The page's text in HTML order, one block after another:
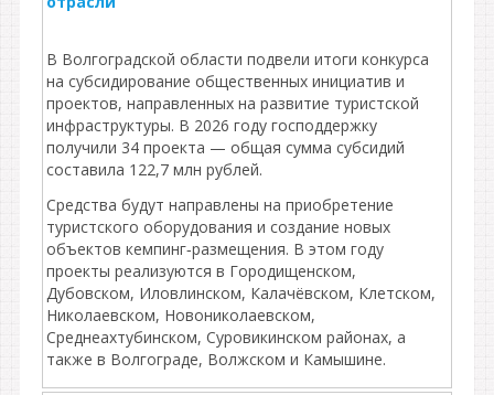
В Волгоградской области подвели итоги конкурса
на субсидирование общественных инициатив и
проектов, направленных на развитие туристской
инфраструктуры. В 2026 году господдержку
получили 34 проекта — общая сумма субсидий
составила 122,7 млн рублей.
Средства будут направлены на приобретение
туристского оборудования и создание новых
объектов кемпинг‑размещения. В этом году
проекты реализуются в Городищенском,
Дубовском, Иловлинском, Калачёвском, Клетском,
Николаевском, Новониколаевском,
Среднеахтубинском, Суровикинском районах, а
также в Волгограде, Волжском и Камышине.